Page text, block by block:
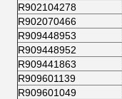
R902104278
R902070466
R909448953
R909448952
R909441863
R909601139
R909601049